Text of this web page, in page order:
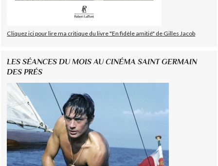
Cliquez ici pour lire ma critique du livre "En fidèle amitié" de Gilles Jacob
LES SÉANCES DU MOIS AU CINÉMA SAINT GERMAIN
DES PRÉS